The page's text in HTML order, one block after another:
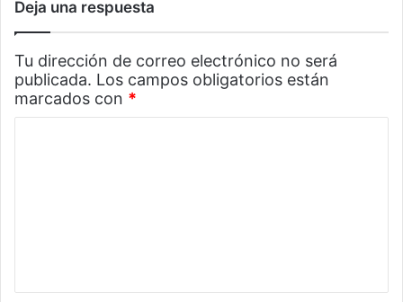
Deja una respuesta
Tu dirección de correo electrónico no será
publicada. Los campos obligatorios están
marcados con *
a